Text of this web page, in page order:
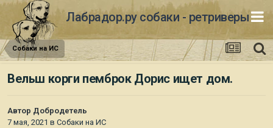
Лабрадор.ру собаки - ретриверы
Собаки на ИС
Вельш корги пемброк Дорис ищет дом.
Автор Добродетель
7 мая, 2021 в Собаки на ИС